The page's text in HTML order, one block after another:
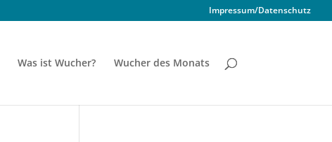
Impressum/Datenschutz
Was ist Wucher? Wucher des Monats